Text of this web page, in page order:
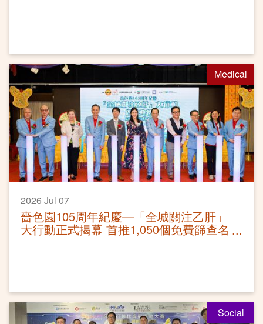
Medical
2026 Jul 07
嗇色園105周年紀慶—「全城關注乙肝」
大行動正式揭幕 首推1,050個免費篩查名
Social